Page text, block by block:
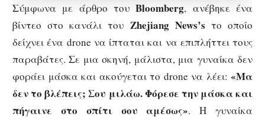
Σύμφωνα με άρθρο τουBloomberg, ανέβηκε ένα
βίντεο στο κανάλι του Zhejiang News’s το οποίο
δείχνει ένα drone να ίπταται και να επιπλήττει τους
παραβάτες. Σε μια σκηνή, μάλιστα, μια γυναίκα δεν
φοράει μάσκα και ακούγεται το drone να λέει: «Μα
δεν το βλέπεις; Σου μιλάω. Φόρεσε την μάσκα και
πήγαινε στο σπίτι σου αμέσως». Η γυναίκα